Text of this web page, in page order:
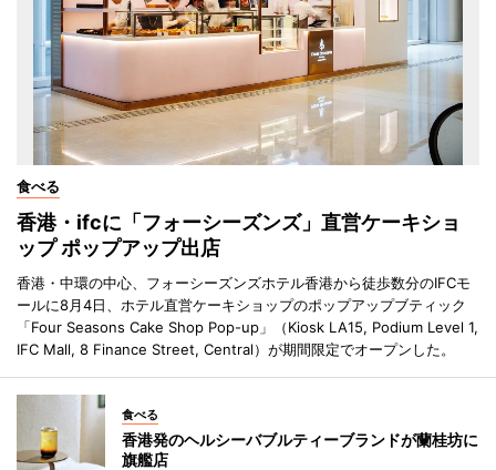
食べる
香港・ifcに「フォーシーズンズ」直営ケーキショ
ップ ポップアップ出店
香港・中環の中心、フォーシーズンズホテル香港から徒歩数分のIFCモ
ールに8月4日、ホテル直営ケーキショップのポップアップブティック
「Four Seasons Cake Shop Pop-up」（Kiosk LA15, Podium Level 1,
IFC Mall, 8 Finance Street, Central）が期間限定でオープンした。
食べる
香港発のヘルシーバブルティーブランドが蘭桂坊に
旗艦店